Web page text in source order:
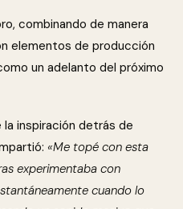
combinando de manera
elementos de producción
un adelanto del próximo
inspiración detrás de
«Me topé con esta
experimentaba con
cuando lo